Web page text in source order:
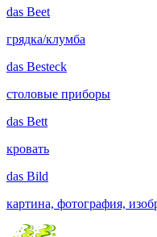
das Beet
грядка/клумба
das Besteck
столовые приборы
das Bett
кровать
das Bild
картина, фотография,